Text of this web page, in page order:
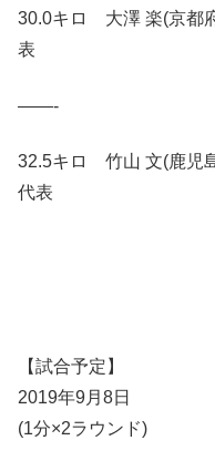
30.0キロ 大澤 楽(京
表
——-
32.5キロ 竹山 文(鹿児
代表
【試合予定】
2019年9月8日
(1分×2ラウンド)